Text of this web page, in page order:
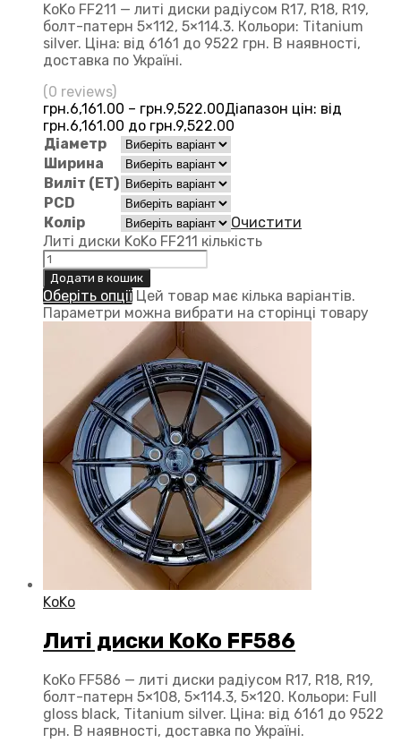
KoKo FF211 — литі диски радіусом R17, R18, R19,
болт-патерн 5×112, 5×114.3. Кольори: Titanium
silver. Ціна: від 6161 до 9522 грн. В наявності,
доставка по Україні.
(0 reviews)
грн.6,161.00 – грн.9,522.00Діапазон цін: від
грн.6,161.00 до грн.9,522.00
Діаметр
Ширина
Виліт (ЕТ)
PCD
Колір
Очистити
Литі диски KoKo FF211 кількість
Додати в кошик
Оберіть опції Цей товар має кілька варіантів.
Параметри можна вибрати на сторінці товару
KoKo
Литі диски KoKo FF586
KoKo FF586 — литі диски радіусом R17, R18, R19,
болт-патерн 5×108, 5×114.3, 5×120. Кольори: Full
gloss black, Titanium silver. Ціна: від 6161 до 9522
грн. В наявності, доставка по Україні.